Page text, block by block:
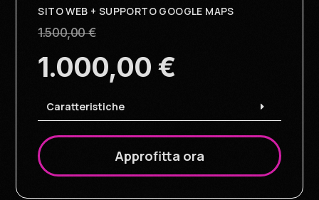
SITO WEB + SUPPORTO GOOGLE MAPS
1.500,00 €
1.000,00 €
Caratteristiche
Approfitta ora